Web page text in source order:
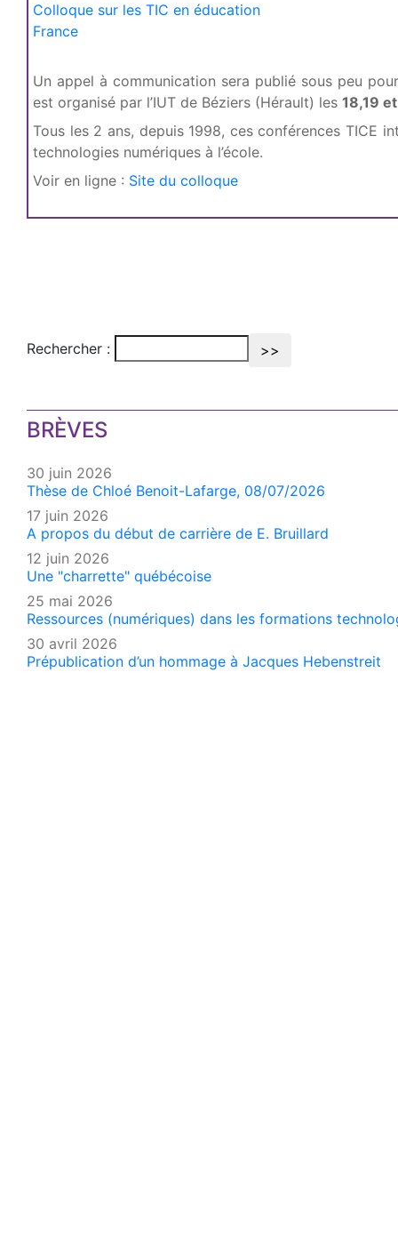
Colloque sur les TIC en éducation
France
Un appel à communication sera publié sous peu
est organisé par l’IUT de Béziers (Hérault) les 18,19
Tous les 2 ans, depuis 1998, ces conférences TICE
technologies numériques à l’école.
Voir en ligne : Site du colloque
Rechercher :
BRÈVES
30 juin 2026
Thèse de Chloé Benoit-Lafarge, 08/07/2026
17 juin 2026
A propos du début de carrière de E. Bruillard
12 juin 2026
Une "charrette" québécoise
25 mai 2026
Ressources (numériques) dans les formations
30 avril 2026
Prépublication d’un hommage à Jacques Hebenstreit